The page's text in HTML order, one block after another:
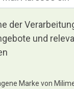
der
und
Marke von